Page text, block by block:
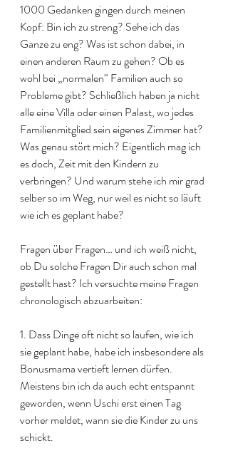
1000 Gedanken gingen durch meinen
Kopf: Bin ich zu streng? Sehe ich das
Ganze zu eng? Was ist schon dabei, in
einen anderen Raum zu gehen? Ob es
wohl bei „normalen“ Familien auch so
Probleme gibt? Schließlich haben ja nicht
alle eine Villa oder einen Palast, wo jedes
Familienmitglied sein eigenes Zimmer hat?
Was genau stört mich? Eigentlich mag ich
es doch, Zeit mit den Kindern zu
verbringen? Und warum stehe ich mir grad
selber so im Weg, nur weil es nicht so läuft
wie ich es geplant habe?
Fragen über Fragen… und ich weiß nicht,
ob Du solche Fragen Dir auch schon mal
gestellt hast? Ich versuchte meine Fragen
chronologisch abzuarbeiten:
1. Dass Dinge oft nicht so laufen, wie ich
sie geplant habe, habe ich insbesondere als
Bonusmama vertieft lernen dürfen.
Meistens bin ich da auch echt entspannt
geworden, wenn Uschi erst einen Tag
vorher meldet, wann sie die Kinder zu uns
schickt.